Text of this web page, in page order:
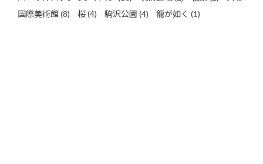
国際美術館(8) 桜(4) 駒沢公園 (4) 龍が如く (1)